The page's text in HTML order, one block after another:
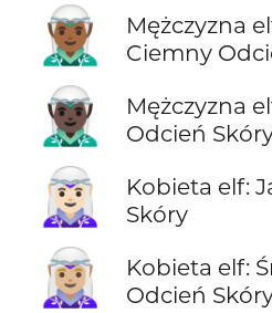
🧝🏾‍♂️
Mężczyzna
Ciemny
🧝🏿‍♂️
Mężczyzna
Odcień
🧝🏻‍♀️
Kobieta elf:
Skóry
🧝🏼‍♀️
Kobieta elf:
Odcień